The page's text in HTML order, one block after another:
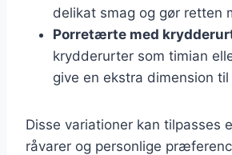
delikat smag og gør retten
Porretærte med
krydderurter som timian
give en ekstra dimension til
Disse variationer kan tilpasses
råvarer og personlige